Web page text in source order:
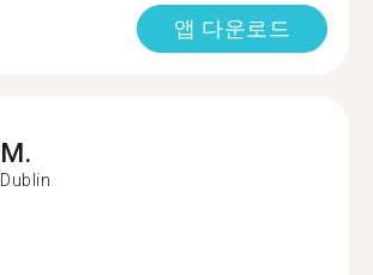
앱 다운로드
M.
Dublin